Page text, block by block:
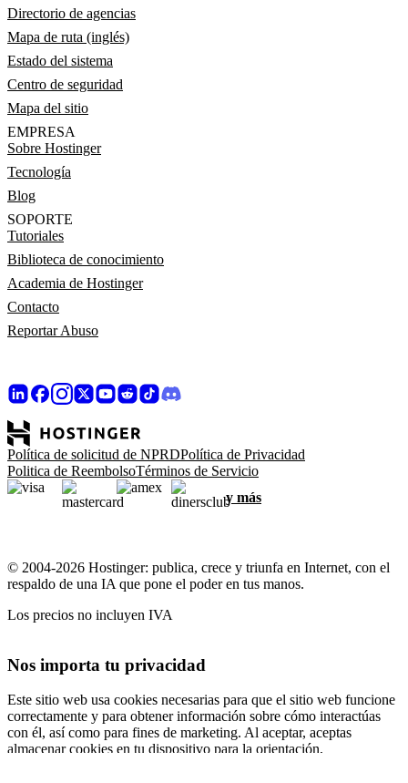
Directorio de agencias
Mapa de ruta (inglés)
Estado del sistema
Centro de seguridad
Mapa del sitio
EMPRESA
Sobre Hostinger
Tecnología
Blog
SOPORTE
Tutoriales
Biblioteca de conocimiento
Academia de Hostinger
Contacto
Reportar Abuso
Política de solicitud de NPRDPolítica de Privacidad
Politica de ReembolsoTérminos de Servicio
y más
© 2004-2026 Hostinger: publica, crece y triunfa en Internet, con el
respaldo de una IA que pone el poder en tus manos.
Los precios no incluyen IVA
Nos importa tu privacidad
Este sitio web usa cookies necesarias para que el sitio web funcione
correctamente y para obtener información sobre cómo interactúas
con él, así como para fines de marketing. Al aceptar, aceptas
almacenar cookies en tu dispositivo para la orientación,